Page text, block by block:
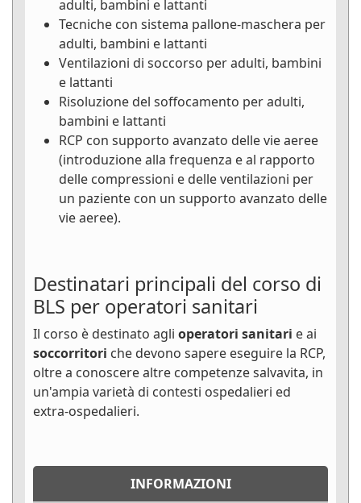
adulti, bambini e lattanti
Tecniche con sistema pallone-maschera per
adulti, bambini e lattanti
Ventilazioni di soccorso per adulti, bambini
e lattanti
Risoluzione del soffocamento per adulti,
bambini e lattanti
RCP con supporto avanzato delle vie aeree
(introduzione alla frequenza e al rapporto
delle compressioni e delle ventilazioni per
un paziente con un supporto avanzato delle
vie aeree).
Destinatari principali del corso di
BLS per operatori sanitari
Il corso è destinato agli operatori sanitari e ai
soccorritori che devono sapere eseguire la RCP,
oltre a conoscere altre competenze salvavita, in
un'ampia varietà di contesti ospedalieri ed
extra-ospedalieri.
INFORMAZIONI